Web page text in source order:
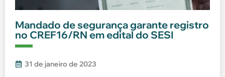
Mandado de segurança garante registro
no CREF16/RN em edital do SESI
31 de janeiro de 2023